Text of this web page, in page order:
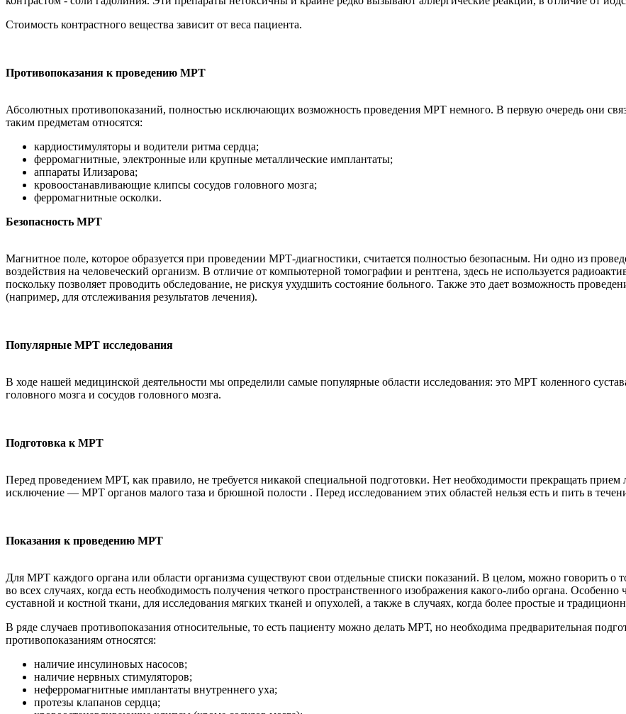
Стоимость контрастного вещества зависит от веса пациента.
Противопоказания к проведению МРТ
Абсолютных противопоказаний, полностью исключающих возможность проведения МРТ немного. В первую очередь они
таким предметам относятся:
кардиостимуляторы и водители ритма сердца;
ферромагнитные, электронные или крупные металлические имплантаты;
аппараты Илизарова;
кровоостанавливающие клипсы сосудов головного мозга;
ферромагнитные осколки.
Безопасность МРТ
Магнитное поле, которое образуется при проведении МРТ-диагностики, считается полностью безопасным. Ни одно из
воздействия на человеческий организм. В отличие от компьютерной томографии и рентгена, здесь не используется
поскольку позволяет проводить обследование, не рискуя ухудшить состояние больного. Также это дает возможность
(например, для отслеживания результатов лечения).
Популярные МРТ исследования
В ходе нашей медицинской деятельности мы определили самые популярные области исследования: это МРТ коленного
головного мозга и сосудов головного мозга.
Подготовка к МРТ
Перед проведением МРТ, как правило, не требуется никакой специальной подготовки. Нет необходимости прекращать
исключение — МРТ органов малого таза и брюшной полости . Перед исследованием этих областей нельзя есть и пить в
Показания к проведению МРТ
Для МРТ каждого органа или области организма существуют свои отдельные списки показаний. В целом, можно говорить о
во всех случаях, когда есть необходимость получения четкого пространственного изображения какого-либо органа.
суставной и костной ткани, для исследования мягких тканей и опухолей, а также в случаях, когда более простые и
В ряде случаев противопоказания относительные, то есть пациенту можно делать МРТ, но необходима предварительная
противопоказаниям относятся:
наличие инсулиновых насосов;
наличие нервных стимуляторов;
неферромагнитные имплантаты внутреннего уха;
протезы клапанов сердца;